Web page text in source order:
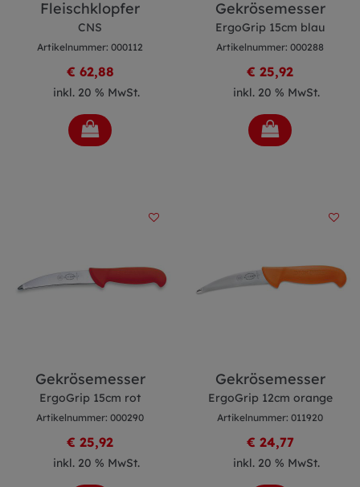
Fleischklopfer
CNS
Artikelnummer: 000112
€ 62,88
inkl. 20 % MwSt.
Gekrösemesser
ErgoGrip 15cm blau
Artikelnummer: 000288
€ 25,92
inkl. 20 % MwSt.
Gekrösemesser
ErgoGrip 15cm rot
Artikelnummer: 000290
€ 25,92
inkl. 20 % MwSt.
Gekrösemesser
ErgoGrip 12cm orange
Artikelnummer: 011920
€ 24,77
inkl. 20 % MwSt.